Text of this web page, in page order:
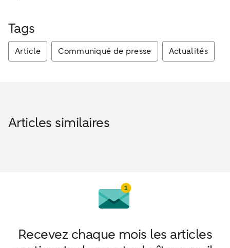
Tags
Article Communiqué de presse Actualités
Articles similaires
Recevez chaque mois les articles